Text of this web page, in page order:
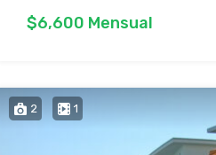
$6,600 Mensual
2 1